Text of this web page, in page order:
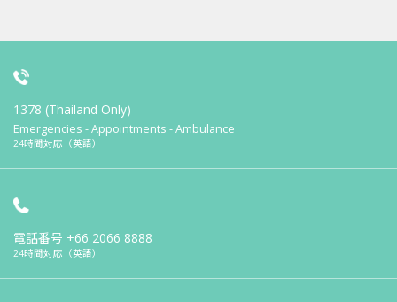
1378 (Thailand Only)
Emergencies - Appointments - Ambulance
24時間対応（英語）
電話番号 +66 2066 8888
24時間対応（英語）